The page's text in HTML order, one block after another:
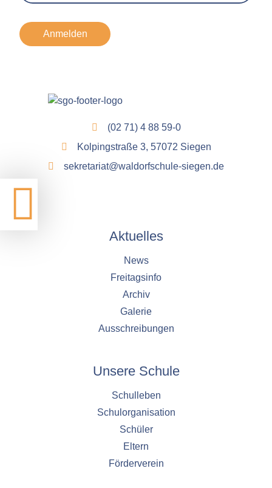
Anmelden
(02 71) 4 88 59-0
Kolpingstraße 3, 57072 Siegen
sekretariat@waldorfschule-siegen.de
Aktuelles
News
Freitagsinfo
Archiv
Galerie
Ausschreibungen
Unsere Schule
Schulleben
Schulorganisation
Schüler
Eltern
Förderverein